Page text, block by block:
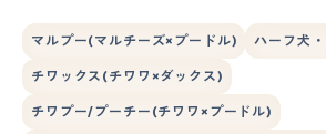
マルプー(マルチーズ×プードル) ハーフ犬
チワックス(チワワ×ダックス)
チワプー/プーチー(チワワ×プードル)